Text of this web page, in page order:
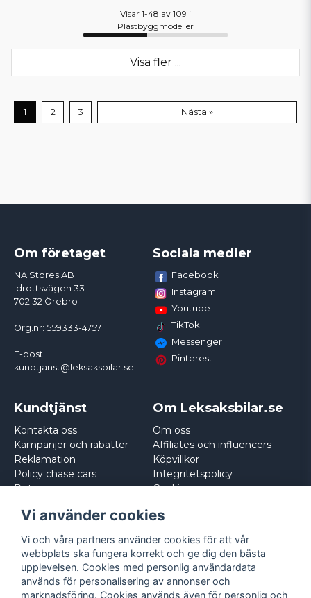
Visar 1-48 av 109 i
Plastbyggmodeller
Visa fler ...
1 2 3 Nästa »
Om företaget
NA Stores AB
Idrottsvägen 33
702 32 Örebro
Org.nr: 559333-4757
E-post:
kundtjanst@leksaksbilar.se
Sociala medier
Facebook
Instagram
Youtube
TikTok
Messenger
Pinterest
Kundtjänst
Kontakta oss
Kampanjer och rabatter
Reklamation
Policy chase cars
Returnera
Om Leksaksbilar.se
Om oss
Affiliates och influencers
Köpvillkor
Integritetspolicy
Cookies
Vi använder cookies
Vi och våra partners använder cookies för att vår
webbplats ska fungera korrekt och ge dig den bästa
upplevelsen. Cookies med personlig användardata
används för personalisering av annonser och
marknadsföring. Cookies används även för personlig och